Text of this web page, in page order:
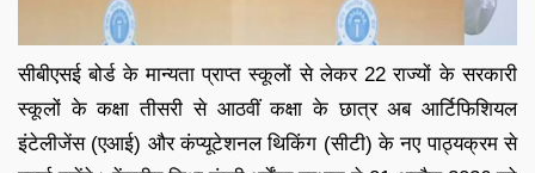
सीबीएसई बोर्ड के मान्यता प्राप्त स्कूलों से लेकर 22 राज्यों के सरकारी
स्कूलों के कक्षा तीसरी से आठवीं कक्षा के छात्र अब आर्टिफिशियल
इंटेलीजेंस (एआई) और कंप्यूटेशनल थिकिंग (सीटी) के नए पाठ्यक्रम से